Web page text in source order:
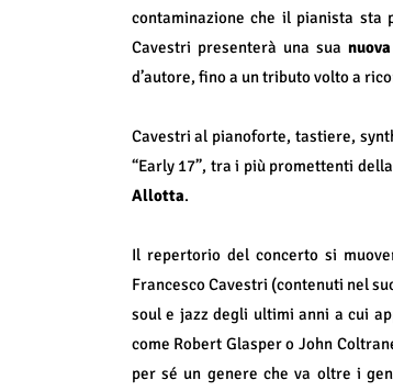
contaminazione che il pianista sta
Cavestri presenterà una sua
d’autore, fino a un tributo volto a
Cavestri al pianoforte, tastiere,
“Early 17”, tra i più promettenti della
Allotta.
Il repertorio del concerto si
Francesco Cavestri (contenuti nel
soul e jazz degli ultimi anni a cui
come Robert Glasper o John
per sé un genere che va oltre i